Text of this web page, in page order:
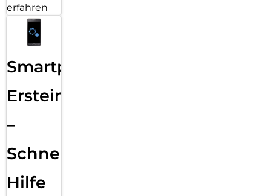
erfahren
Smartphone
Ersteinrichtung
–
Schnelle
Hilfe